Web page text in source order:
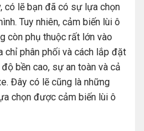
có lẽ bạn đã có sự lựa chọn
Tuy nhiên, cảm biến lùi ô
còn phụ thuộc rất lớn vào
chỉ phân phối và cách lắp đặt
bền cao, sự an toàn và cả
Đây có lẽ cũng là những
chọn được cảm biến lùi ô